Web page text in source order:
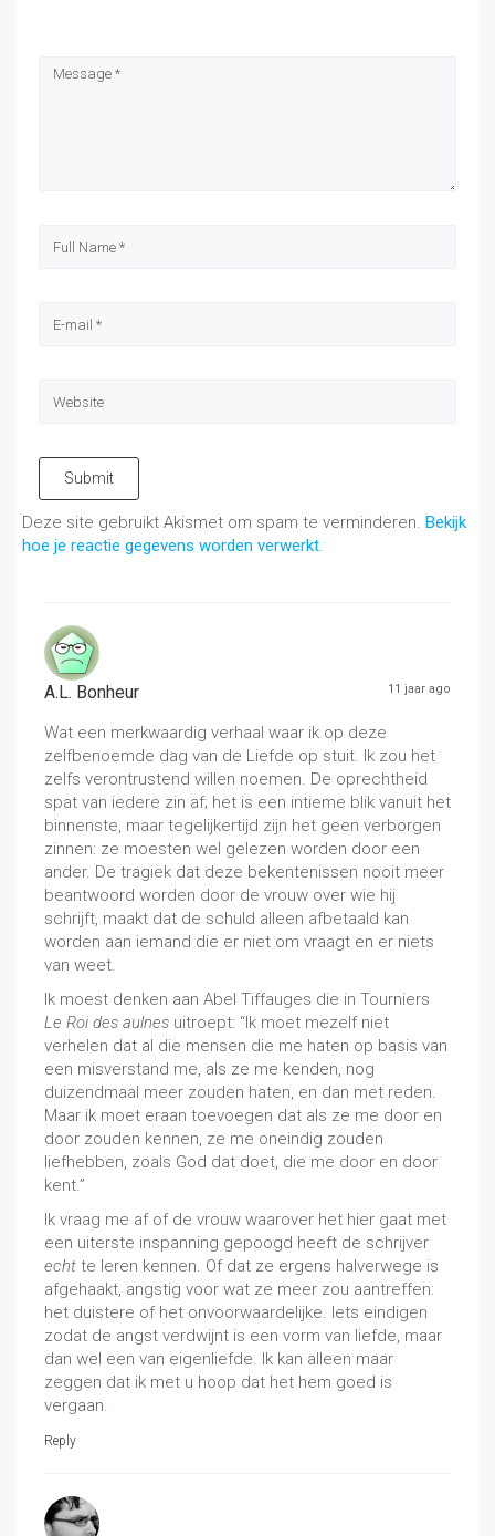
Submit
Deze site gebruikt Akismet om spam te verminderen. Bekijk
hoe je reactie gegevens worden verwerkt.
A.L. Bonheur 11 jaar ago
Wat een merkwaardig verhaal waar ik op deze
zelfbenoemde dag van de Liefde op stuit. Ik zou het
zelfs verontrustend willen noemen. De oprechtheid
spat van iedere zin af; het is een intieme blik vanuit het
binnenste, maar tegelijkertijd zijn het geen verborgen
zinnen: ze moesten wel gelezen worden door een
ander. De tragiek dat deze bekentenissen nooit meer
beantwoord worden door de vrouw over wie hij
schrijft, maakt dat de schuld alleen afbetaald kan
worden aan iemand die er niet om vraagt en er niets
van weet.
Ik moest denken aan Abel Tiffauges die in Tourniers
Le Roi des aulnes uitroept: “Ik moet mezelf niet
verhelen dat al die mensen die me haten op basis van
een misverstand me, als ze me kenden, nog
duizendmaal meer zouden haten, en dan met reden.
Maar ik moet eraan toevoegen dat als ze me door en
door zouden kennen, ze me oneindig zouden
liefhebben, zoals God dat doet, die me door en door
kent.”
Ik vraag me af of de vrouw waarover het hier gaat met
een uiterste inspanning gepoogd heeft de schrijver
echt te leren kennen. Of dat ze ergens halverwege is
afgehaakt, angstig voor wat ze meer zou aantreffen:
het duistere of het onvoorwaardelijke. Iets eindigen
zodat de angst verdwijnt is een vorm van liefde, maar
dan wel een van eigenliefde. Ik kan alleen maar
zeggen dat ik met u hoop dat het hem goed is
vergaan.
Reply